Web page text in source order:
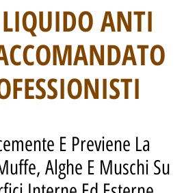
ANTI
E Previene La
Alghe E Muschi Su